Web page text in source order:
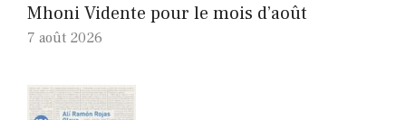
Mhoni Vidente pour le mois d’août
7 août 2026